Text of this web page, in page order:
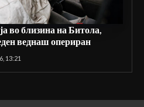
во близина на Битола,
веднаш опериран
13:21